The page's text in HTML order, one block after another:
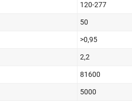
120-277
50
>0,95
2,2
81600
5000